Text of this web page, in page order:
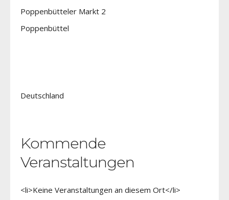
Poppenbütteler Markt 2
Poppenbüttel
Deutschland
Kommende
Veranstaltungen
<li>Keine Veranstaltungen an diesem Ort</li>